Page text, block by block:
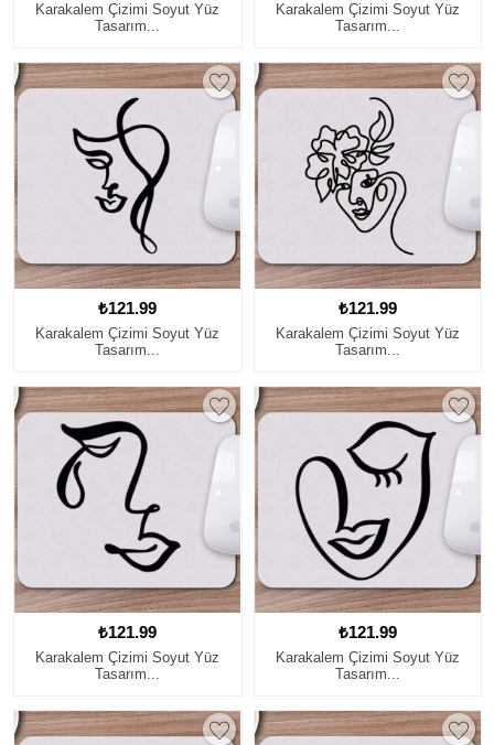
Karakalem Çizimi Soyut Yüz
Tasarım...
Karakalem Çizimi Soyut Yüz
Tasarım...
₺121.99
Karakalem Çizimi Soyut Yüz
Tasarım...
₺121.99
Karakalem Çizimi Soyut Yüz
Tasarım...
₺121.99
Karakalem Çizimi Soyut Yüz
Tasarım...
₺121.99
Karakalem Çizimi Soyut Yüz
Tasarım...